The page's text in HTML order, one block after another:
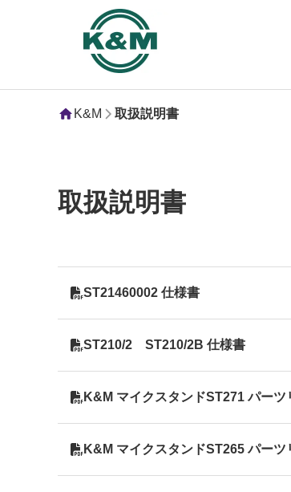
K&M 取扱説明書
取扱説明書
ST21460002 仕様書
ST210/2 ST210/2B 仕様書
K&M マイクスタンドST271 パーツ
K&M マイクスタンドST265 パーツ